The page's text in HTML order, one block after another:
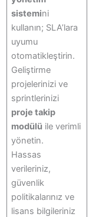
sistemini
kullanın; SLA’lara
uyumu
otomatikleştirin.
Geliştirme
projelerinizi ve
sprintlerinizi
proje takip
modülü ile verimli
yönetin.
Hassas
verileriniz,
güvenlik
politikalarınız ve
lisans bilgileriniz